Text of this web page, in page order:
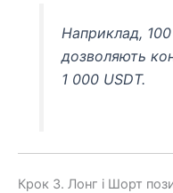
Наприклад,
дозволяють
1 000 USDT.
Крок 3. Лонг і Шорт